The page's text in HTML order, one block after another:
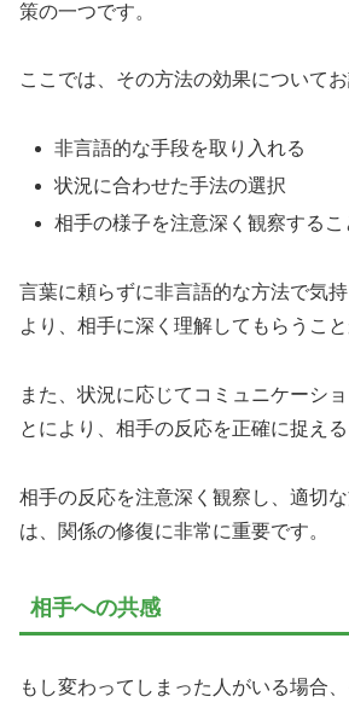
策の一つです。
ここでは、その方法の効果についてお
非言語的な手段を取り入れる
状況に合わせた手法の選択
相手の様子を注意深く観察するこ
言葉に頼らずに非言語的な方法で気
より、相手に深く理解してもらうこと
また、状況に応じてコミュニケーシ
とにより、相手の反応を正確に捉える
相手の反応を注意深く観察し、適切
は、関係の修復に非常に重要です。
相手への共感
もし変わってしまった人がいる場合